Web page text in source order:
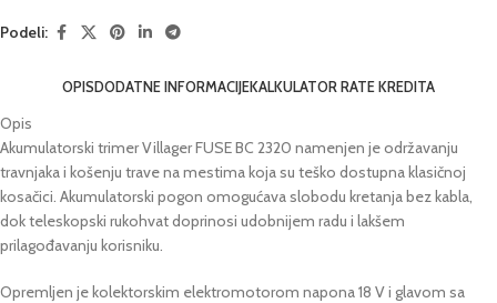
Podeli:
OPISDODATNE INFORMACIJEKALKULATOR RATE KREDITA
Opis
Akumulatorski trimer Villager FUSE BC 2320 namenjen je održavanju
travnjaka i košenju trave na mestima koja su teško dostupna klasičnoj
kosačici. Akumulatorski pogon omogućava slobodu kretanja bez kabla,
dok teleskopski rukohvat doprinosi udobnijem radu i lakšem
prilagođavanju korisniku.
Opremljen je kolektorskim elektromotorom napona 18 V i glavom sa